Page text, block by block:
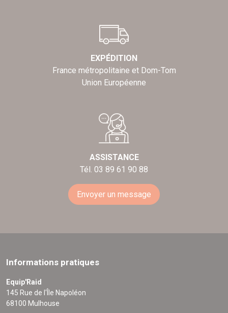
EXPÉDITION
France métropolitaine et Dom-Tom
Union Européenne
ASSISTANCE
Tél. 03 89 61 90 88
Envoyer un message
Informations pratiques
Equip'Raid
145 Rue de l'Île Napoléon
68100 Mulhouse